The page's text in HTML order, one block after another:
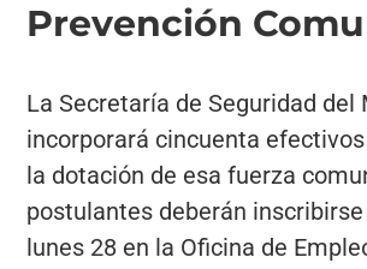
Prevención
La Secretaría de Seguridad del
incorporará cincuenta
la dotación de esa fuerza
postulantes deberán
lunes 28 en la Oficina de